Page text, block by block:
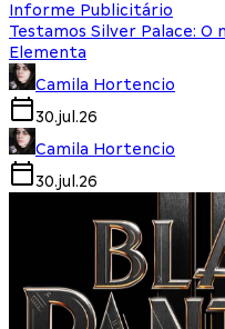
Informe Publicitário
Testamos Silver Palace: O
Elementa
Camila Hortencio
30.jul.26
Camila Hortencio
30.jul.26